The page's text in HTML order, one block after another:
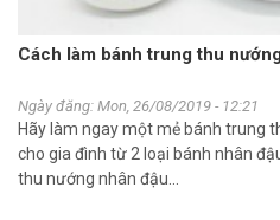
Cách làm bánh trung thu
Ngày đăng: Mon, 26/08/2019 - 12:21
Hãy làm ngay một mẻ bánh trung
cho gia đình từ 2 loại bánh nhân
thu nướng nhân đậu...